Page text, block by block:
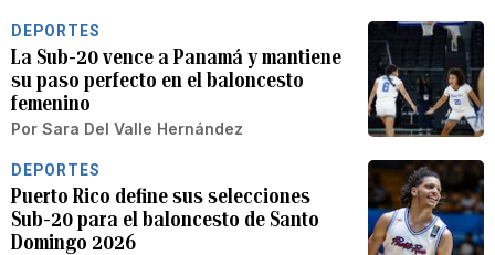
DEPORTES
La Sub-20 vence a Panamá y mantiene
su paso perfecto en el baloncesto
femenino
Por Sara Del Valle Hernández
DEPORTES
Puerto Rico define sus selecciones
Sub-20 para el baloncesto de Santo
Domingo 2026